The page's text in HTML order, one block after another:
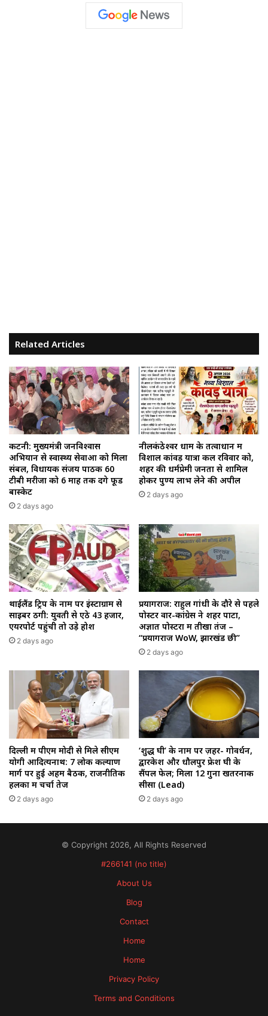
Related Articles
कटनी: मुख्यमंत्री जनविश्वास
अभियान से स्वास्थ्य सेवाओं को मिला
संबल, विधायक संजय पाठक 60
टीबी मरीजों को 6 माह तक देंगे फूड
बास्केट
2 days ago
नीलकंठेश्वर धाम के तत्वाधान में
विशाल कांवड़ यात्रा कल रविवार को,
शहर की धर्मप्रेमी जनता से शामिल
होकर पुण्य लाभ लेने की अपील
2 days ago
थाईलैंड ट्रिप के नाम पर इंस्टाग्राम से
साइबर ठगी: युवती से ऐंठे ₹43 हजार,
एयरपोर्ट पहुंची तो उड़े होश
2 days ago
प्रयागराज: राहुल गांधी के दौरे से पहले
पोस्टर वार-कांग्रेस ने शहर पाटा,
अज्ञात पोस्टरों में तीखा तंज –
“प्रयागराज WoW, झारखंड छी”
2 days ago
दिल्ली में पीएम मोदी से मिले सीएम
योगी आदित्यनाथ: 7 लोक कल्याण
मार्ग पर हुई अहम बैठक, राजनीतिक
हलकों में चर्चा तेज
2 days ago
‘शुद्ध घी’ के नाम पर ज़हर- गोवर्धन,
द्वारकेश और धौलपुर फ्रेश घी के
सैंपल फेल; मिला 12 गुना खतरनाक
सीसा (Lead)
2 days ago
© Copyright 2026, All Rights Reserved
#266141 (no title)
About Us
Blog
Contact
Home
Home
Privacy Policy
Terms and Conditions